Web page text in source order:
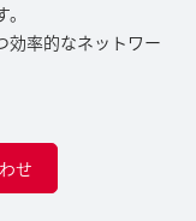
効率的なネットワー
せ